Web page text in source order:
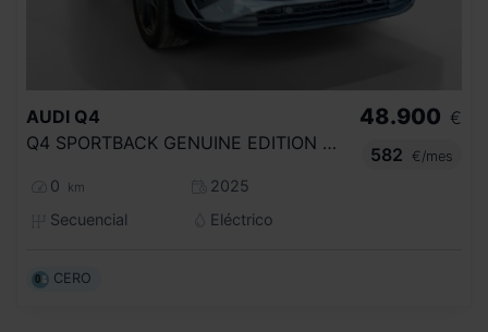
AUDI Q4
Q4 SPORTBACK GENUINE EDITION 45 E TRON 210,00 KW 77,0 KWH
0 km
2025
Secuencial
Eléctrico
48.900 €
582
€/mes
CERO